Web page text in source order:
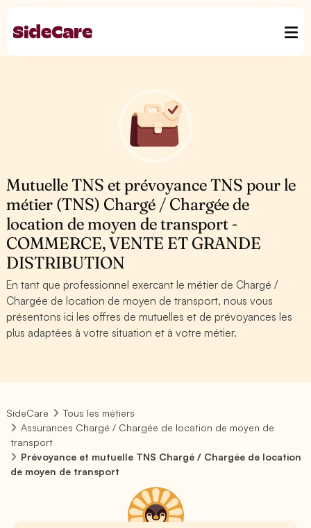
Mutuelle TNS et prévoyance TNS pour le
métier (TNS) Chargé / Chargée de
location de moyen de transport -
COMMERCE, VENTE ET GRANDE
DISTRIBUTION
En tant que professionnel exercant le métier de Chargé /
Chargée de location de moyen de transport, nous vous
présentons ici les offres de mutuelles et de prévoyances les
plus adaptées à votre situation et à votre métier.
SideCare
Tous les métiers
Assurances Chargé / Chargée de location de moyen de
transport
Prévoyance et mutuelle TNS Chargé / Chargée de location
de moyen de transport